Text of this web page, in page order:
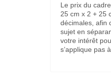
Le prix du
25 cm x 2 + 25
décimales, afin
sujet en
votre intérêt
s’applique pas